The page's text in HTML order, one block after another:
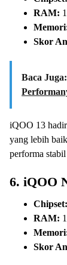
RAM:
Skor
Baca Juga:
iQOO 13 hadir
yang lebih
performa
6. iQOO
Chipset:
RAM:
Skor